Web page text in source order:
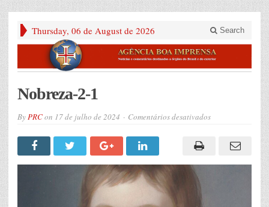
Thursday, 06 de August de 2026 Search
Nobreza-2-1
ByPRCon 17 de julho de 2024 Comentários desativadosem